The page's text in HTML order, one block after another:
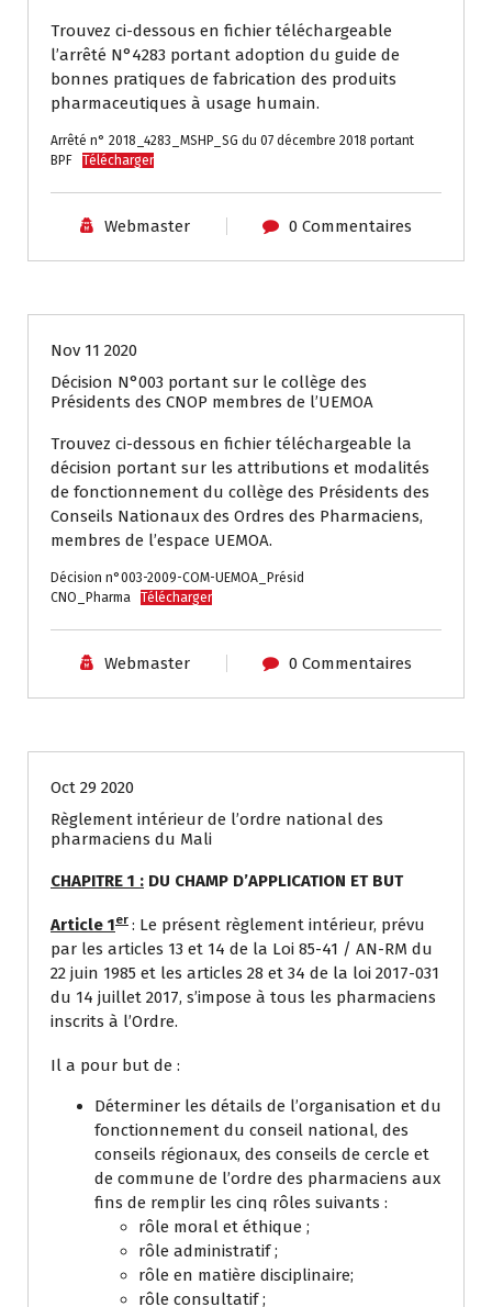
Trouvez ci-dessous en fichier téléchargeable
l’arrêté N°4283 portant adoption du guide de
bonnes pratiques de fabrication des produits
pharmaceutiques à usage humain.
Arrêté n° 2018_4283_MSHP_SG du 07 décembre 2018 portant
BPF
Télécharger
Webmaster 0 Commentaires
Nov 11 2020
Décision N°003 portant sur le collège des
Présidents des CNOP membres de l’UEMOA
Trouvez ci-dessous en fichier téléchargeable la
décision portant sur les attributions et modalités
de fonctionnement du collège des Présidents des
Conseils Nationaux des Ordres des Pharmaciens,
membres de l’espace UEMOA.
Décision n°003-2009-COM-UEMOA_Présid
CNO_Pharma
Télécharger
Webmaster 0 Commentaires
Oct 29 2020
Règlement intérieur de l’ordre national des
pharmaciens du Mali
CHAPITRE 1 : DU CHAMP D’APPLICATION ET BUT
Article 1er : Le présent règlement intérieur, prévu
par les articles 13 et 14 de la Loi 85-41 / AN-RM du
22 juin 1985 et les articles 28 et 34 de la loi 2017-031
du 14 juillet 2017, s’impose à tous les pharmaciens
inscrits à l’Ordre.
Il a pour but de :
Déterminer les détails de l’organisation et du
fonctionnement du conseil national, des
conseils régionaux, des conseils de cercle et
de commune de l’ordre des pharmaciens aux
fins de remplir les cinq rôles suivants :
rôle moral et éthique ;
rôle administratif ;
rôle en matière disciplinaire;
rôle consultatif ;